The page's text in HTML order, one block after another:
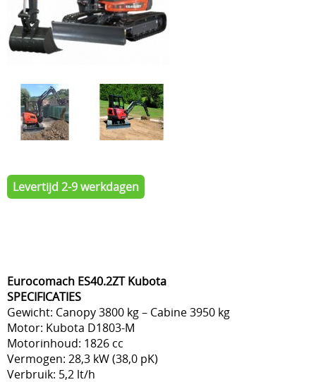
Levertijd 2-9 werkdagen
Eurocomach ES40.2ZT Kubota
SPECIFICATIES
Gewicht: Canopy 3800 kg – Cabine 3950 kg
Motor: Kubota D1803-M
Motorinhoud: 1826 cc
Vermogen: 28,3 kW (38,0 pK)
Verbruik: 5,2 lt/h